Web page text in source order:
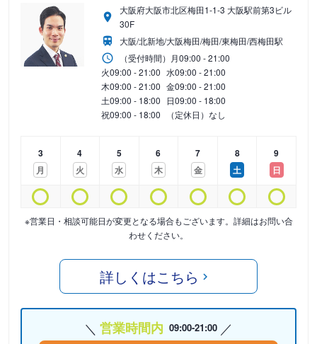
大阪府大阪市北区梅田1-1-3 大阪駅前第3ビル
30F
大阪/北新地/大阪梅田/梅田/東梅田/西梅田駅
（受付時間） 月09:00 - 21:00
火09:00 - 21:00 水09:00 - 21:00
木09:00 - 21:00 金09:00 - 21:00
土09:00 - 18:00 日09:00 - 18:00
祝09:00 - 18:00 （定休日）なし
3
月
4
火
5
水
6
木
7
金
8
土
9
日
※営業日・相談可能日が変更となる場合もございます。詳細はお問い合
わせください。
詳しくはこちら
営業時間内 09:00-21:00